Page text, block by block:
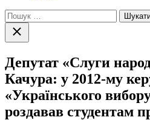
Пошук:
Закрити
пошук
Депутат «Слуги
Качура: у 2012-му
«Українського
роздавав студентам